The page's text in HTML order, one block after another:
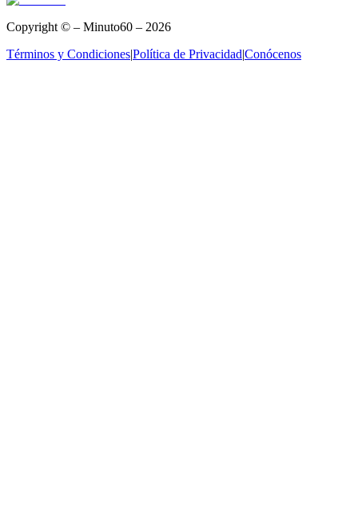
Copyright © – Minuto60 – 2026
Términos y Condiciones|Política de Privacidad|Conócenos